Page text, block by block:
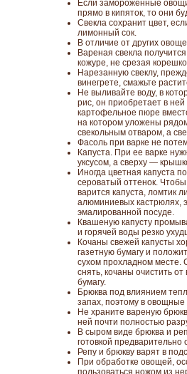
Если замороженные
прямо в кипяток, то они
Свекла сохранит цвет,
лимонный сок.
В отличие от других
Вареная свекла
кожуре, не срезая
Нарезанную свеклу,
винегрете, смажьте
Не выливайте воду, в
рис, он приобретает в
картофельное пюре
на котором уложены
свекольным отваром, а
Фасоль при варке не
Капуста. При ее варке
уксусом, а сверху —
Иногда цветная капуста
сероватый оттенок.
варится капуста, ломтик
алюминиевых кастрюлях,
эмалированной посуде.
Квашеную капусту
и горячей воды резко
Кочаны свежей капусты
газетную бумагу и
сухом прохладном
снять, кочаны очистить
бумагу.
Брюква под влиянием
запах, поэтому в овощные
Не храните вареную
ней почти полностью
В сыром виде брюква и
готовкой предварительно
Репу и брюкву варят в
При обработке овощей,
пользоваться ножом из